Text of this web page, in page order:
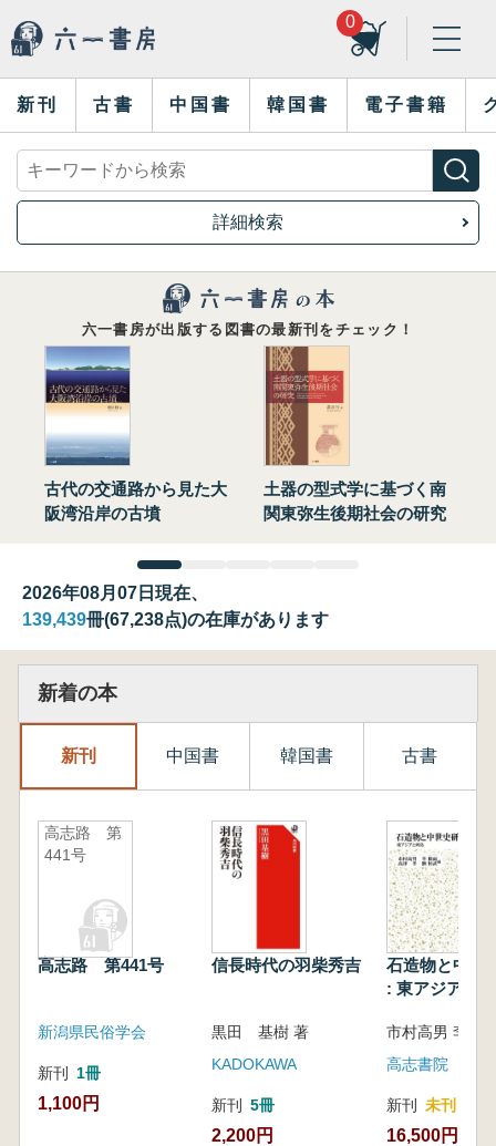
0
新刊 古書 中国書 韓国書 電子書籍
詳細検索
六一書房が出版する図書の最新刊をチェック！
古代の交通路から見た大
阪湾沿岸の古墳
土器の型式学に基づく南
関東弥生後期社会の研究
2026年08月07日現在、
139,439冊(67,238点)の在庫があります
新着の本
新刊 中国書 韓国書 古書
高志路 第
441号
高志路 第441号
新潟県民俗学会
新刊 1冊
1,100円
信長時代の羽柴秀吉
黒田 基樹 著
KADOKAWA
新刊 5冊
2,200円
石造物と中世
: 東アジアと
高志書院
新刊 未刊
16,500円